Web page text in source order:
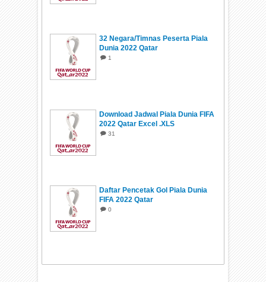
32 Negara/Timnas Peserta Piala
Dunia 2022 Qatar
1
Download Jadwal Piala Dunia FIFA
2022 Qatar Excel .XLS
31
Daftar Pencetak Gol Piala Dunia
FIFA 2022 Qatar
0